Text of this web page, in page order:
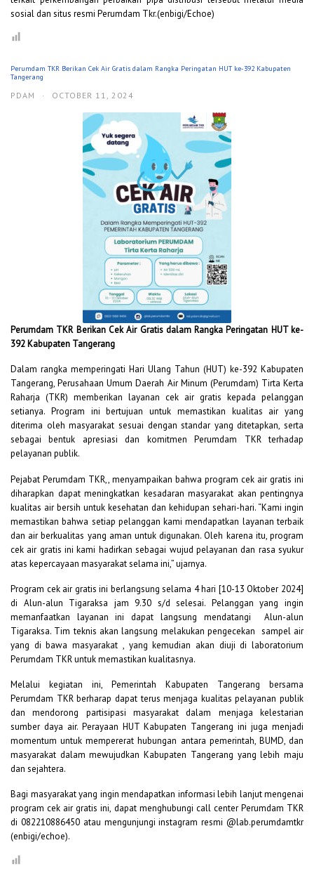
sosial dan situs resmi Perumdam Tkr.(enbigi/Echoe)
Perumdam TKR Berikan Cek Air Gratis dalam Rangka Peringatan HUT ke-392 Kabupaten
Tangerang
PDAM · OCTOBER 11, 2024
Perumdam TKR Berikan Cek Air Gratis dalam Rangka Peringatan HUT ke-
392 Kabupaten Tangerang
Dalam rangka memperingati Hari Ulang Tahun (HUT) ke-392 Kabupaten
Tangerang, Perusahaan Umum Daerah Air Minum (Perumdam) Tirta Kerta
Raharja (TKR) memberikan layanan cek air gratis kepada pelanggan
setianya. Program ini bertujuan untuk memastikan kualitas air yang
diterima oleh masyarakat sesuai dengan standar yang ditetapkan, serta
sebagai bentuk apresiasi dan komitmen Perumdam TKR terhadap
pelayanan publik.
Pejabat Perumdam TKR,, menyampaikan bahwa program cek air gratis ini
diharapkan dapat meningkatkan kesadaran masyarakat akan pentingnya
kualitas air bersih untuk kesehatan dan kehidupan sehari-hari. “Kami ingin
memastikan bahwa setiap pelanggan kami mendapatkan layanan terbaik
dan air berkualitas yang aman untuk digunakan. Oleh karena itu, program
cek air gratis ini kami hadirkan sebagai wujud pelayanan dan rasa syukur
atas kepercayaan masyarakat selama ini,” ujarnya.
Program cek air gratis ini berlangsung selama 4 hari [10-13 Oktober 2024]
di Alun-alun Tigaraksa jam 9.30 s/d selesai. Pelanggan yang ingin
memanfaatkan layanan ini dapat langsung mendatangi Alun-alun
Tigaraksa. Tim teknis akan langsung melakukan pengecekan sampel air
yang di bawa masyarakat , yang kemudian akan diuji di laboratorium
Perumdam TKR untuk memastikan kualitasnya.
Melalui kegiatan ini, Pemerintah Kabupaten Tangerang bersama
Perumdam TKR berharap dapat terus menjaga kualitas pelayanan publik
dan mendorong partisipasi masyarakat dalam menjaga kelestarian
sumber daya air. Perayaan HUT Kabupaten Tangerang ini juga menjadi
momentum untuk mempererat hubungan antara pemerintah, BUMD, dan
masyarakat dalam mewujudkan Kabupaten Tangerang yang lebih maju
dan sejahtera.
Bagi masyarakat yang ingin mendapatkan informasi lebih lanjut mengenai
program cek air gratis ini, dapat menghubungi call center Perumdam TKR
di 082210886450 atau mengunjungi instagram resmi @lab.perumdamtkr
(enbigi/echoe).